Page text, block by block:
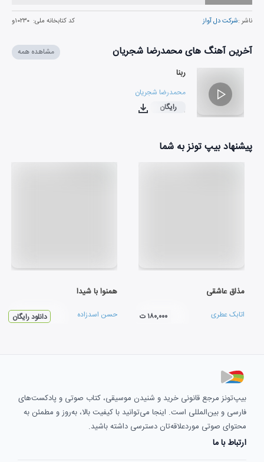
ناشر :شرکت دل آواز کد کتابخانه ملی: ۱۰۲۳۰و
آخرین آهنگ های محمدرضا شجریان مشاهده همه
ربنا
محمدرضا شجریان
۰۴:۲۹رایگان
پیشنهاد بیپ تونز به شما
مذاق عاشقی
اتابک عطری ۱۸۰,۰۰۰ ت
همنوا با شيدا
حسن اسدزاده دانلود رایگان
بیپ‌تونز مرجع قانونی خرید و شنیدن موسیقی، کتاب صوتی و پادکست‌های
فارسی و بین‌المللی است. اینجا می‌توانید با کیفیت بالا، به‌روز و مطمئن به
محتوای صوتی موردعلاقه‌تان دسترسی داشته باشید.
ارتباط با ما